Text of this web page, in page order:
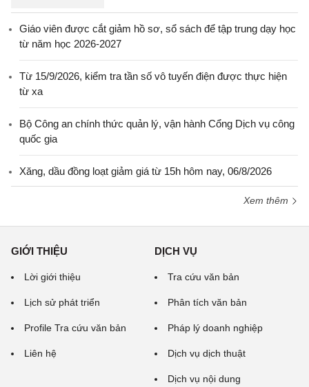
Giáo viên được cắt giảm hồ sơ, sổ sách để tập trung dạy học
từ năm học 2026-2027
Từ 15/9/2026, kiểm tra tần số vô tuyến điện được thực hiện
từ xa
Bộ Công an chính thức quản lý, vận hành Cổng Dịch vụ công
quốc gia
Xăng, dầu đồng loạt giảm giá từ 15h hôm nay, 06/8/2026
Xem thêm
GIỚI THIỆU
Lời giới thiệu
Lịch sử phát triển
Profile Tra cứu văn bản
Liên hệ
DỊCH VỤ
Tra cứu văn bản
Phân tích văn bản
Pháp lý doanh nghiệp
Dịch vụ dịch thuật
Dịch vụ nội dung